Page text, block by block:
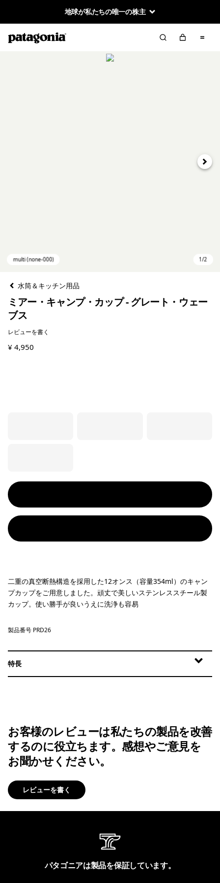
地球が私たちの唯一の株主
次へ
水筒＆キッチン用品
ミアー・キャンプ・カップ - グレート・ウェー
ブス
レビューを書く
¥ 4,950
二重の真空断熱構造を採用した12オンス（容量354ml）のキャン
プカップをご用意しました。頑丈で美しいステンレススチール製
カップ。使い勝手が良いうえに洗浄も容易
製品番号 PRD26
特長
お客様のレビューは私たちの製品を改善
するのに役立ちます。感想やご意見を
お聞かせください。
レビューを書く
パタゴニアは製品を保証しています。